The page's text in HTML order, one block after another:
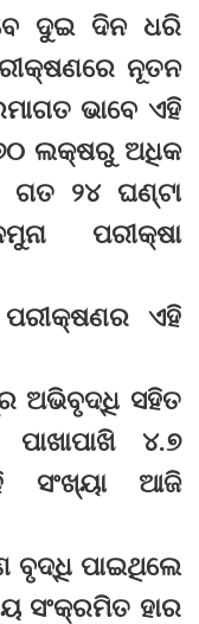
ଦୁଇ ଦିନ ଧରି
ନୂତନ
ଭାବେ ଏହି
ଲକ୍ଷରୁ ଅଧିକ
ଗତ ୨୪ ଘଣ୍ଟା
ପରୀକ୍ଷା
ଏହି
ଅଭିବୃଦ୍ଧି ସହିତ
୪.୭
ସଂଖ୍ୟା ଆଜି
ବୃଦ୍ଧି ପାଇଥିଲେ
ସଂକ୍ରମିତ ହାର